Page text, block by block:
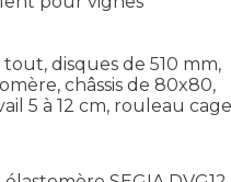
tout, disques de 510 mm,
châssis de 80x80,
5 à 12 cm, rouleau